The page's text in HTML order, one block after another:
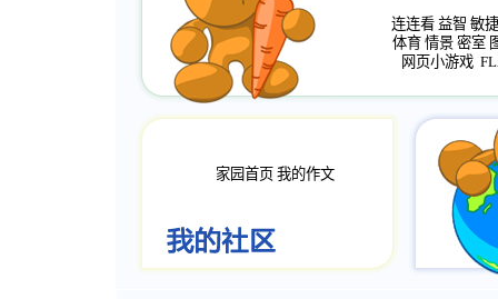
连连看 益智 敏捷
体育 情景 密室
网页小游戏
家园首页 我的作文